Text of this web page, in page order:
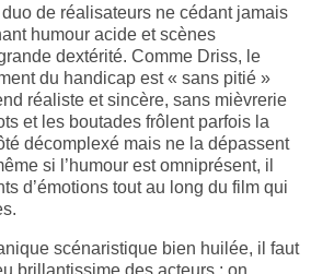
de réalisateurs ne cédant jamais
humour acide et scènes
dextérité. Comme Driss, le
du handicap est « sans pitié »
réaliste et sincère, sans mièvrerie
et les boutades frôlent parfois la
décomplexé mais ne la dépassent
si l’humour est omniprésent, il
d’émotions tout au long du film qui
scénaristique bien huilée, il faut
brillantissime des acteurs : on